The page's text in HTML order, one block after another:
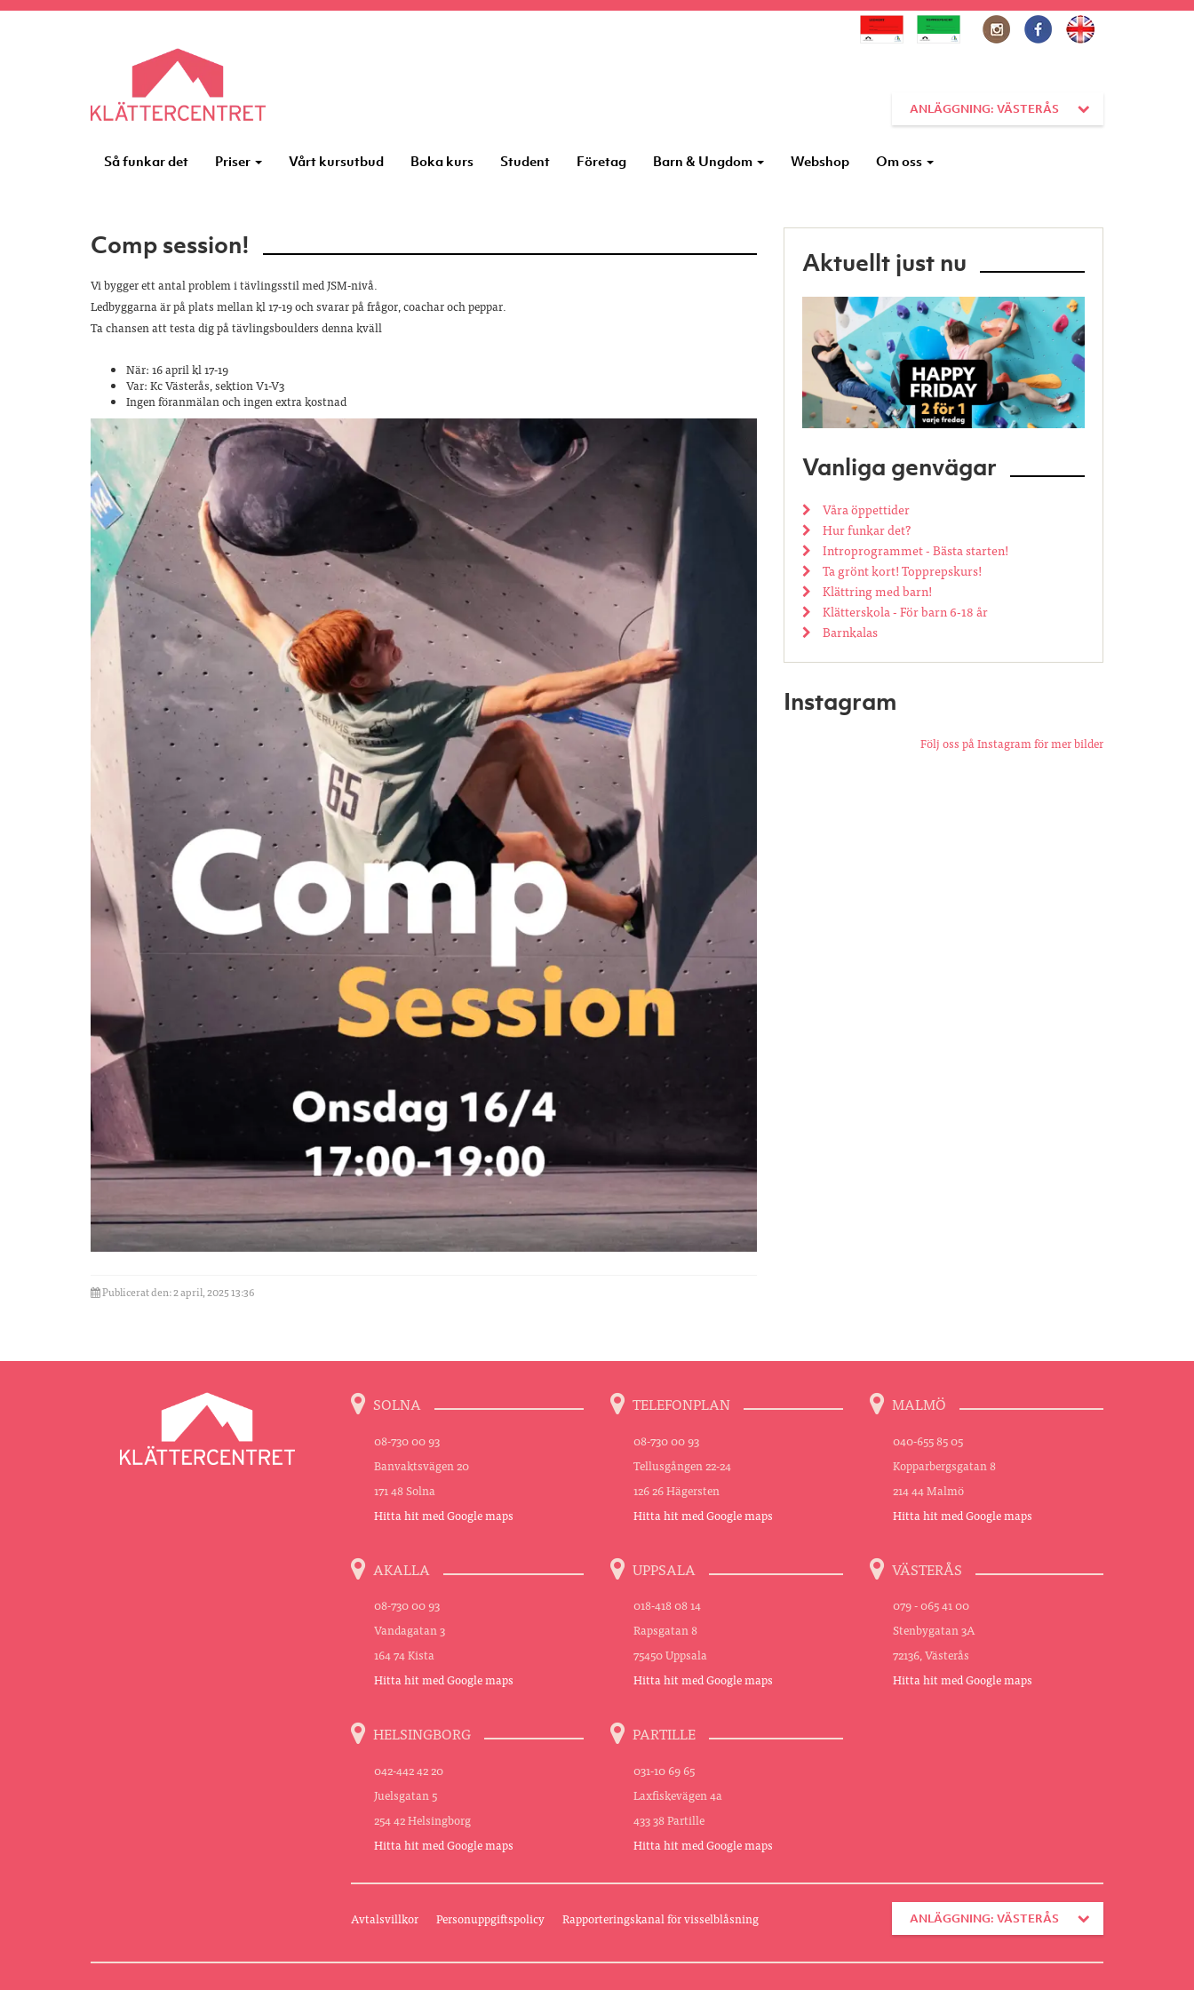
ANLÄGGNING: VÄSTERÅS
Så funkar det Priser Vårt kursutbud Boka kurs Student Företag Barn & Ungdom Webshop Om oss
Comp session!
Vi bygger ett antal problem i tävlingsstil med JSM-nivå.
Ledbyggarna är på plats mellan kl 17-19 och svarar på frågor, coachar och peppar.
Ta chansen att testa dig på tävlingsboulders denna kväll
När: 16 april kl 17-19
Var: Kc Västerås, sektion V1-V3
Ingen föranmälan och ingen extra kostnad
Publicerat den: 2 april, 2025 13:36
Aktuellt just nu
Vanliga genvägar
Våra öppettider
Hur funkar det?
Introprogrammet - Bästa starten!
Ta grönt kort! Topprepskurs!
Klättring med barn!
Klätterskola - För barn 6-18 år
Barnkalas
Instagram
Följ oss på Instagram för mer bilder
SOLNA
08-730 00 93
Banvaktsvägen 20
171 48 Solna
Hitta hit med Google maps
TELEFONPLAN
08-730 00 93
Tellusgången 22-24
126 26 Hägersten
Hitta hit med Google maps
MALMÖ
040-655 85 05
Kopparbergsgatan 8
214 44 Malmö
Hitta hit med Google maps
AKALLA
08-730 00 93
Vandagatan 3
164 74 Kista
Hitta hit med Google maps
UPPSALA
018-418 08 14
Rapsgatan 8
75450 Uppsala
Hitta hit med Google maps
VÄSTERÅS
079 - 065 41 00
Stenbygatan 3A
72136, Västerås
Hitta hit med Google maps
HELSINGBORG
042-442 42 20
Juelsgatan 5
254 42 Helsingborg
Hitta hit med Google maps
PARTILLE
031-10 69 65
Laxfiskevägen 4a
433 38 Partille
Hitta hit med Google maps
Avtalsvillkor Personuppgiftspolicy Rapporteringskanal för visselblåsning ANLÄGGNING: VÄSTERÅS